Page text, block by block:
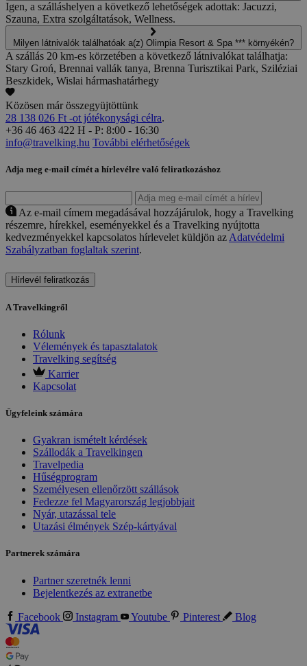
Igen, a szálláshelyen a következő lehetőségek adottak: Jacuzzi,
Szauna, Extra szolgáltatások, Wellness.
Milyen látnivalók találhatóak a(z) Olimpia Resort & Spa *** környékén?
A szállás 20 km-es körzetében a következő látnivalókat találhatja:
Stary Groń, Brennai vallák tanya, Brenna Turisztikai Park, Sziléziai
Beszkidek, Wislai hármashatárhegy
Közösen már összegyüjtöttünk
28 138 026 Ft -ot jótékonysági célra.
+36 46 463 422 H - P: 8:00 - 16:30
info@travelking.hu További elérhetőségek
Adja meg e-mail címét a hírlevélre való feliratkozáshoz
Az e-mail címem megadásával hozzájárulok, hogy a Travelking
részemre, hírekkel, eseményekkel és a Travelking nyújtotta
kedvezményekkel kapcsolatos hírlevelet küldjön az Adatvédelmi
Szabályzatban foglaltak szerint.
Hírlevél feliratkozás
A Travelkingről
Rólunk
Vélemények és tapasztalatok
Travelking segítség
Karrier
Kapcsolat
Ügyfeleink számára
Gyakran ismételt kérdések
Szállodák a Travelkingen
Travelpedia
Hűségprogram
Személyesen ellenőrzött szállások
Fedezze fel Magyarország legjobbjait
Nyár, utazással tele
Utazási élmények Szép-kártyával
Partnerek számára
Partner szeretnék lenni
Bejelentkezés az extranetbe
Facebook Instagram Youtube Pinterest Blog